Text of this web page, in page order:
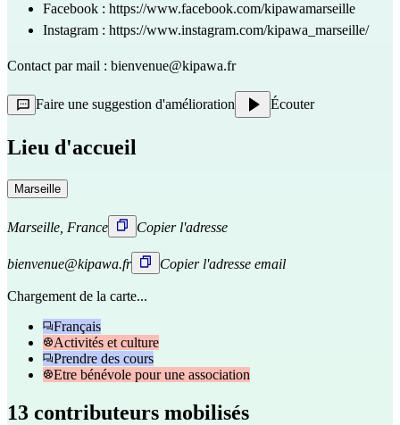
Facebook : https://www.facebook.com/kipawamarseille
Instagram : https://www.instagram.com/kipawa_marseille/
Contact par mail : bienvenue@kipawa.fr
Faire une suggestion d'amélioration Écouter
Lieu d'accueil
Marseille
Marseille, France Copier l'adresse
bienvenue@kipawa.fr Copier l'adresse email
Chargement de la carte...
Français
Activités et culture
Prendre des cours
Etre bénévole pour une association
13 contributeurs mobilisés